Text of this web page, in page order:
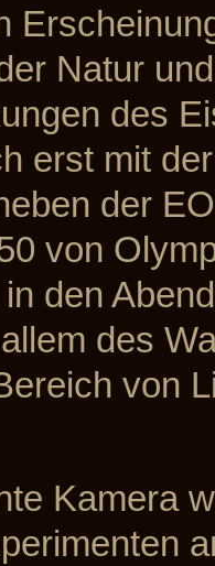
Natur
des
erst mit
der
von
den
des
von
Kamera